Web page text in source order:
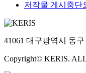
저작물 게시중단
41061 대구광역시 동
Copyright© KERIS.